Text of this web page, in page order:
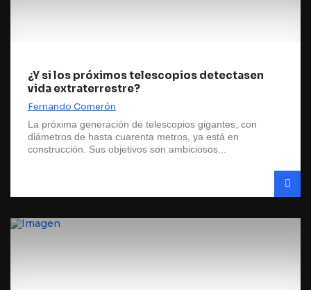
¿Y si los próximos telescopios detectasen
vida extraterrestre?
Fernando Comerón
La próxima generación de telescopios gigantes, con
diámetros de hasta cuarenta metros, ya está en
construcción. Sus objetivos son ambiciosos...